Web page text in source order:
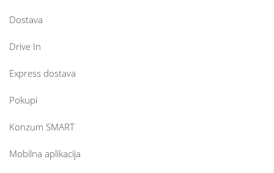
Dostava
Drive In
Express dostava
Pokupi
Konzum SMART
Mobilna aplikacija